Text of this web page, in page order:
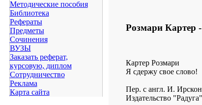
Методические пособия
Библиотека
Рефераты
Предметы
Сочинения
ВУЗЫ
Заказать реферат,
курсовую, диплом
Сотрудничество
Реклама
Карта сайта
Розмари Картер
Картер Розмари
Я сдержу свое слово!
Пер. с англ. И.
Издательство